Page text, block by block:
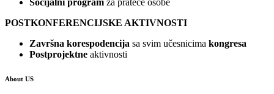
Socijalni program za prateće osobe
POSTKONFERENCIJSKE AKTIVNOSTI
Završna korespodencija sa svim učesnicima kongresa
Postprojektne aktivnosti
About US